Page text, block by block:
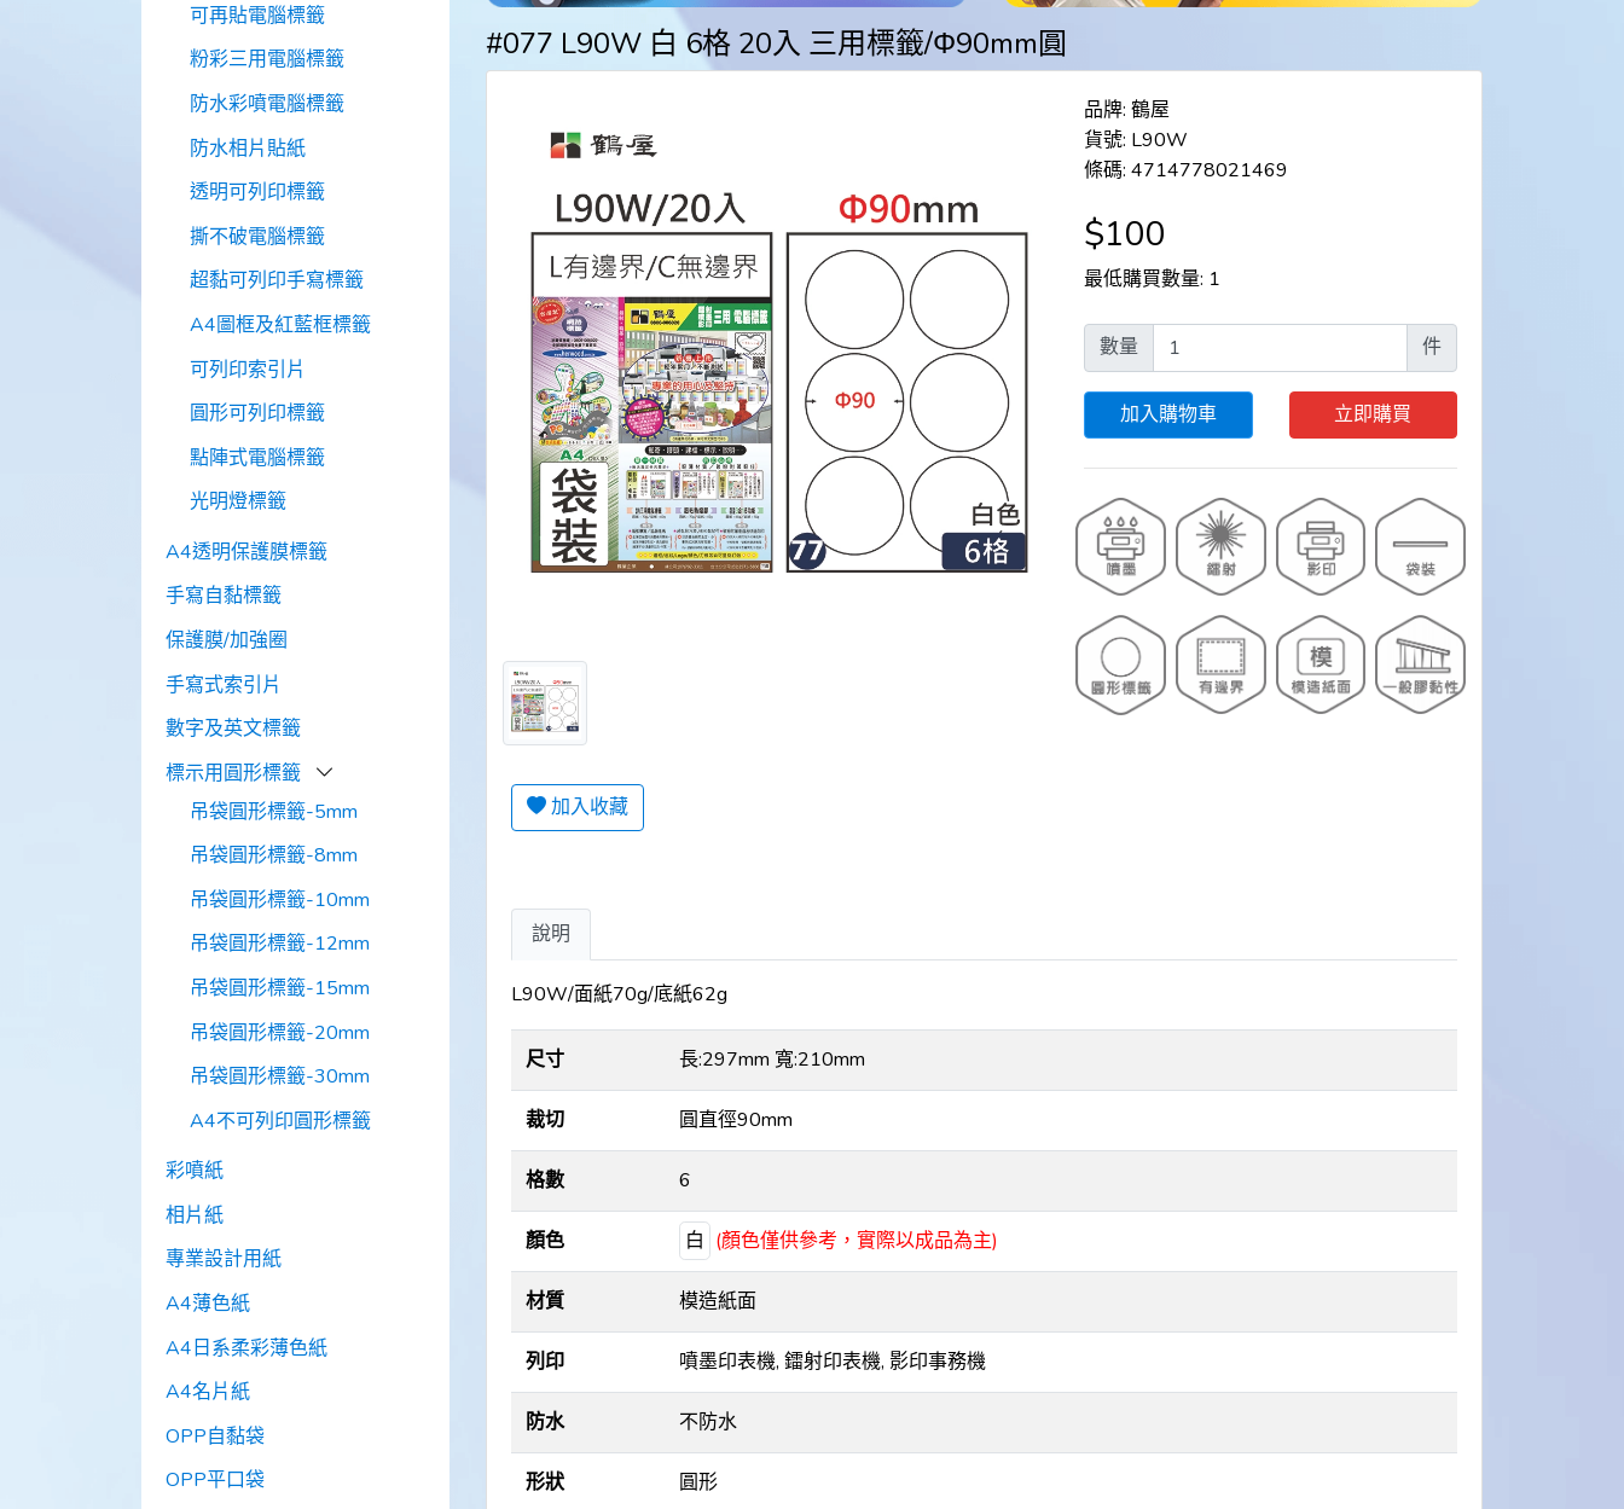
可再貼電腦標籤
粉彩三用電腦標籤
防水彩噴電腦標籤
防水相片貼紙
透明可列印標籤
撕不破電腦標籤
超黏可列印手寫標籤
A4圖框及紅藍框標籤
可列印索引片
圓形可列印標籤
點陣式電腦標籤
光明燈標籤
A4透明保護膜標籤
手寫自黏標籤
保護膜/加強圈
手寫式索引片
數字及英文標籤
標示用圓形標籤
吊袋圓形標籤-5mm
吊袋圓形標籤-8mm
吊袋圓形標籤-10mm
吊袋圓形標籤-12mm
吊袋圓形標籤-15mm
吊袋圓形標籤-20mm
吊袋圓形標籤-30mm
A4不可列印圓形標籤
彩噴紙
相片紙
專業設計用紙
A4薄色紙
A4日系柔彩薄色紙
A4名片紙
OPP自黏袋
OPP平口袋
#077 L90W 白 6格 20入 三用標籤/Φ90mm圓
品牌: 鶴屋
貨號: L90W
條碼: 4714778021469
$100
最低購買數量: 1
數量 件
加入購物車 立即購買
加入收藏
說明
L90W/面紙70g/底紙62g
尺寸 長:297mm 寬:210mm
裁切 圓直徑90mm
格數 6
顏色 白 (顏色僅供參考，實際以成品為主)
材質 模造紙面
列印 噴墨印表機, 鐳射印表機, 影印事務機
防水 不防水
形狀 圓形